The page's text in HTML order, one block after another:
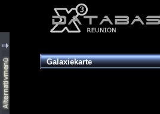
Galaxiekarte